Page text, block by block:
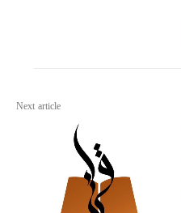
Next article